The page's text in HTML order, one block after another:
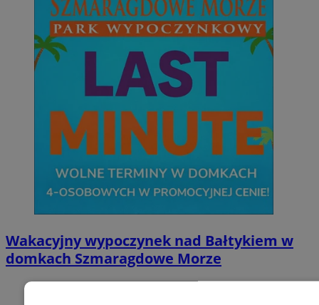
Wakacyjny wypoczynek nad Bałtykiem w
domkach Szmaragdowe Morze